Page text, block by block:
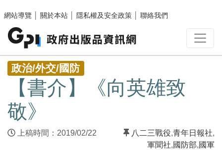
網站導覽
關於本站 隱私權及安全政策 聯絡我們
:::
政治/外交/國防
【書介】《向英雄致
敬》
上稿時間：2019/02/22 八二三戰役,青年日報社,
軍聞社,國防部,國軍